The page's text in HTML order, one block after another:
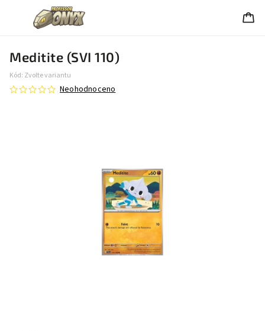
Meditite (SVI 110)
Kód: Zvolte variantu
Neohodnoceno